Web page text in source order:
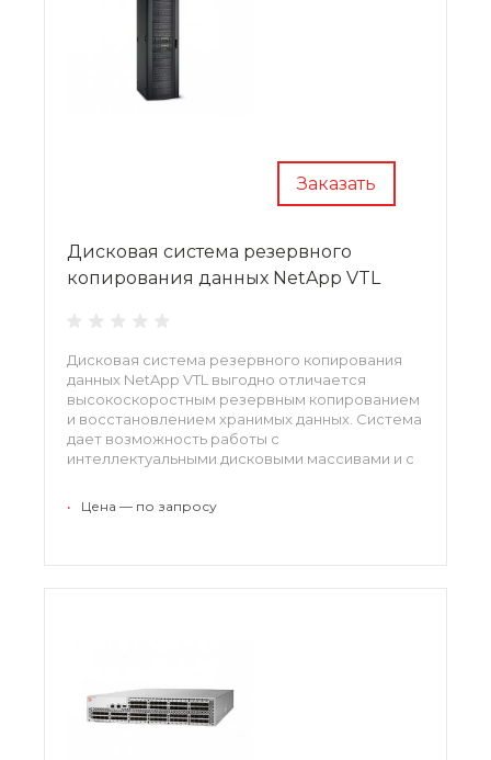
Заказать
Дисковая система резервного
копирования данных NetApp VTL
Дисковая система резервного копирования
данных NetApp VTL выгодно отличается
высокоскоростным резервным копированием
и восстановлением хранимых данных. Система
дает возможность работы с
интеллектуальными дисковыми массивами и с
• Цена — по запросу